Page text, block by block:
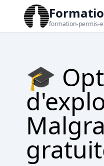
formation-permis-
🎓